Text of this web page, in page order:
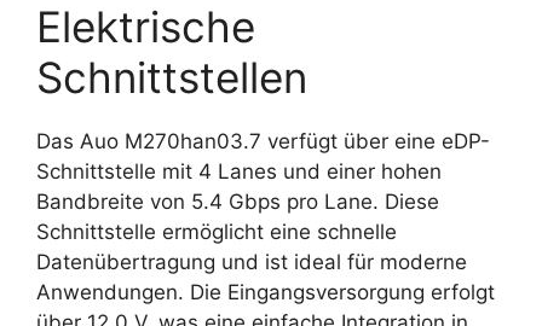
Elektrische
Schnittstellen
Das Auo M270han03.7 verfügt über eine eDP-
Schnittstelle mit 4 Lanes und einer hohen
Bandbreite von 5.4 Gbps pro Lane. Diese
Schnittstelle ermöglicht eine schnelle
Datenübertragung und ist ideal für moderne
Anwendungen. Die Eingangsversorgung erfolgt